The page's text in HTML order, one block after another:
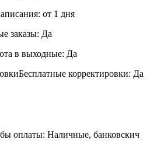
от 1 дня
заказы: Да
в выходные: Да
Бесплатные корректировки: Да
оплаты: Наличные, банковскич